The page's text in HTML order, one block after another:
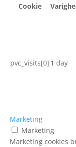
Cookie
pvc_visits[0] 1 day
Marketing
Marketing
Marketing cookies